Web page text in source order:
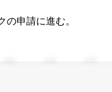
申請に進む。